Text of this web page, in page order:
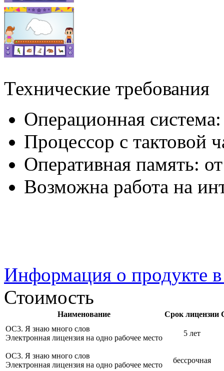
Технические требования
Операционная
Процессор с тактовой
Оперативная память:
Возможна работа на
Информация о продукте
Стоимость
Наименование Срок лицензии
ОС3. Я знаю много слов
Электронная лицензия на одно рабочее место
5 лет
ОС3. Я знаю много слов
Электронная лицензия на одно рабочее место
бессрочная